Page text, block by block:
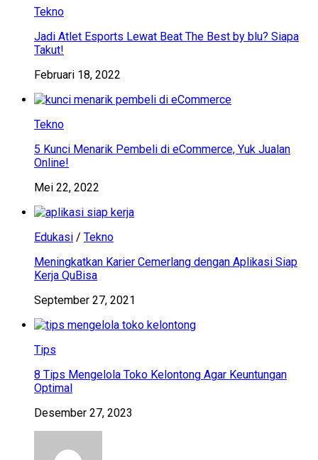
Tekno
Jadi Atlet Esports Lewat Beat The Best by blu? Siapa
Takut!
Februari 18, 2022
Tekno
5 Kunci Menarik Pembeli di eCommerce, Yuk Jualan
Online!
Mei 22, 2022
Edukasi / Tekno
Meningkatkan Karier Cemerlang dengan Aplikasi Siap
Kerja QuBisa
September 27, 2021
Tips
8 Tips Mengelola Toko Kelontong Agar Keuntungan
Optimal
Desember 27, 2023